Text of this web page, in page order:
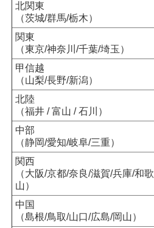
北関東
（茨城/群馬/栃木）
関東
（東京/神奈川/千葉/埼玉）
甲信越
（山梨/長野/新潟）
北陸
（福井 / 富山 / 石川）
中部
（静岡/愛知/岐阜/三重）
関西
（大阪/京都/奈良/滋賀/兵庫/和歌
山）
中国
（島根/鳥取/山口/広島/岡山）